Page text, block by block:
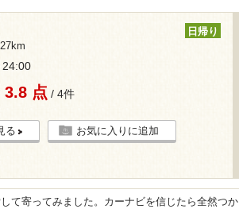
日帰り
24:00
3.8 点 / 4件
る お気に入りに追加
て寄ってみました。カーナビを信じたら全然つか